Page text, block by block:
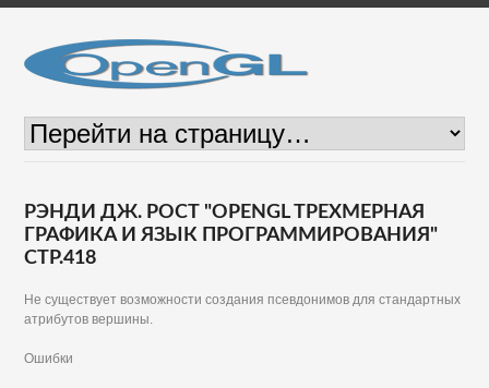
РЭНДИ ДЖ. РОСТ "OPENGL ТРЕХМЕРНАЯ
ГРАФИКА И ЯЗЫК ПРОГРАММИРОВАНИЯ"
СТР.418
Не существует возможности создания псевдонимов для стандартных
атрибутов вершины.
Ошибки